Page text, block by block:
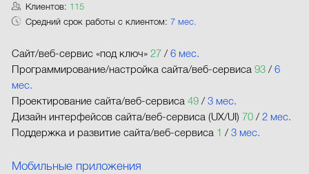
Клиентов: 115
Средний срок работы с клиентом:7 мес.
Сайт/веб-сервис «под ключ» 27 /6 мес.
Программирование/настройка сайта/веб-сервиса 93 /6
мес.
Проектирование сайта/веб-сервиса 49 /3 мес.
Дизайн интерфейсов сайта/веб-сервиса (UX/UI) 70 /2 мес.
Поддержка и развитие сайта/веб-сервиса 1 /3 мес.
Мобильные приложения